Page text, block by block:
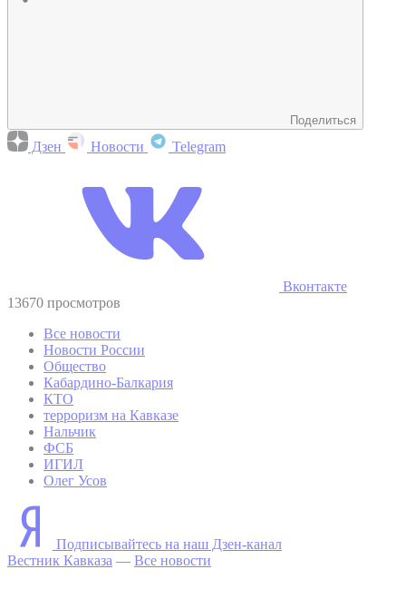
Поделиться
Дзен Новости Telegram
Вконтакте
13670 просмотров
Все новости
Новости России
Общество
Кабардино-Балкария
КТО
терроризм на Кавказе
Нальчик
ФСБ
ИГИЛ
Олег Усов
Подписывайтесь на наш Дзен-канал
Вестник Кавказа — Все новости